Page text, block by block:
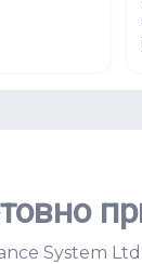
System